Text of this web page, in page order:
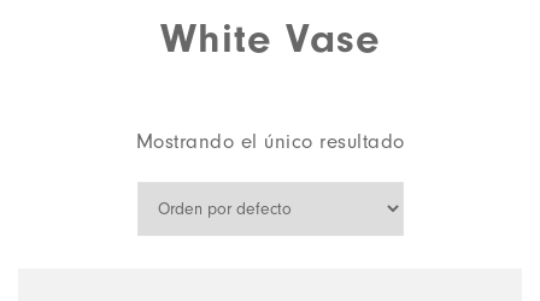
White Vase
Mostrando el único resultado